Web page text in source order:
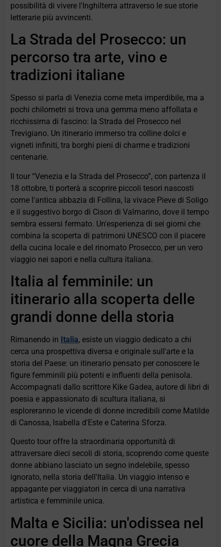
possibilità di vivere l'Inghilterra attraverso le sue storie
letterarie più avvincenti.
La Strada del Prosecco: un
percorso tra arte, vino e
tradizioni italiane
Spesso si parla di Venezia come meta imperdibile, ma a
pochi chilometri si trova una gemma meno affollata e
ricchissima di fascino: la Strada del Prosecco nel
Trevigiano. Un itinerario immerso tra colline dolci e
vigneti infiniti, tra borghi pieni di charme e tradizioni
centenarie.
Il tour “Venezia e la Strada del Prosecco”, con partenza il
18 ottobre, ti porterà a scoprire piccoli tesori nascosti
come l'antica abbazia di Follina, la vivace Pieve di Soligo
e il suggestivo borgo di Cison di Valmarino, dove il tempo
sembra essersi fermato. Un'esperienza di sei giorni che
combina la scoperta di patrimoni UNESCO con il piacere
della cucina locale e del rinomato Prosecco, per un vero
viaggio nei sapori e nella cultura italiana.
Italia al femminile: un
itinerario alla scoperta delle
grandi donne della storia
Rimanendo in Italia, esiste un viaggio dedicato a chi
cerca una prospettiva diversa e originale sull'arte e la
storia del Paese: un itinerario pensato per conoscere le
figure femminili più potenti e influenti della penisola.
Accompagnati dallo scrittore Kike Gadea, autore di libri di
poesia e appassionato di scultura italiana, si
esploreranno le vicende di donne incredibili come Matilde
di Canossa, Isabella d'Este e Caterina Sforza.
Questo tour offre la straordinaria opportunità di
attraversare dieci secoli di storia, scoprendo come queste
donne abbiano lasciato un segno indelebile, spesso
ignorato, nella storia dell'Italia. Un viaggio intenso e
appagante per viaggiatori in cerca di una narrativa
artistica e femminile unica.
Malta e Sicilia: un'odissea nel
cuore della Magna Grecia